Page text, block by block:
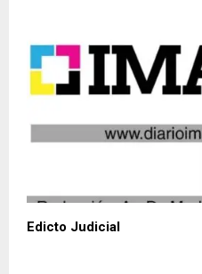
Edicto Judicial